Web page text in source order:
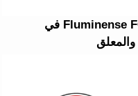
تفاصيل مباراة Botafogo FR ضد Fluminense FC في